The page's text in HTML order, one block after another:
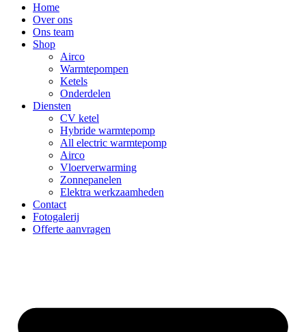
Home
Over ons
Ons team
Shop
Airco
Warmtepompen
Ketels
Onderdelen
Diensten
CV ketel
Hybride warmtepomp
All electric warmtepomp
Airco
Vloerverwarming
Zonnepanelen
Elektra werkzaamheden
Contact
Fotogalerij
Offerte aanvragen